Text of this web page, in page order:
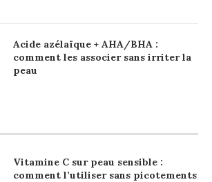
Acide azélaïque + AHA/BHA :
comment les associer sans irriter la
peau
Vitamine C sur peau sensible :
comment l’utiliser sans picotements